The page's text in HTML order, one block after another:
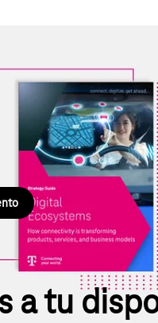
Ecosistemas
ecosistemas digitales:
de ingresos y asegurarse
conectados y servicios de
a tu